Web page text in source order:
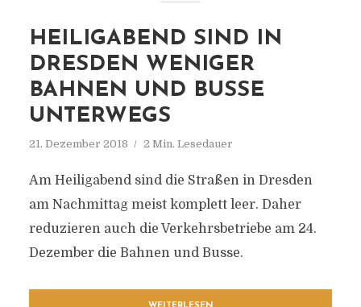
HEILIGABEND SIND IN
DRESDEN WENIGER
BAHNEN UND BUSSE
UNTERWEGS
21. Dezember 2018 2 Min. Lesedauer
Am Heiligabend sind die Straßen in Dresden
am Nachmittag meist komplett leer. Daher
reduzieren auch die Verkehrsbetriebe am 24.
Dezember die Bahnen und Busse.